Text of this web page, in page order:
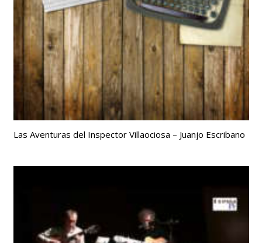
Las Aventuras del Inspector Villaociosa – Juanjo Escribano